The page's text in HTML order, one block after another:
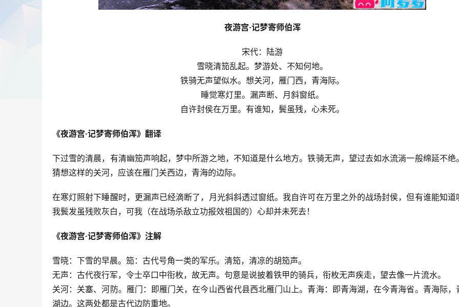
夜游宫·记梦寄师伯浑
宋代：陆游
雪晓清笳乱起。梦游处、不知何地。
铁骑无声望似水。想关河，雁门西，青海际。
睡觉寒灯里。漏声断、月斜窗纸。
自许封侯在万里。有谁知，鬓虽残，心未死。
《夜游宫·记梦寄师伯浑》翻译
下过雪的清晨，有清幽笳声响起，梦中所游之地，不知道是什么地方。铁骑无声，望过去如水流淌一般绵延不绝
猜想这样的关河，应该在雁门关西边，青海的边际。
在寒灯照射下睡醒时，更漏声已经滴断了，月光斜斜透过窗纸。我自许可在万里之外的战场封侯，但有谁能知道
我鬓发虽残败灰白，可我（在战场杀敌立功报效祖国的）心却并未死去！
《夜游宫·记梦寄师伯浑》注解
雪晓：下雪的早晨。笳：古代号角一类的军乐。清笳，清凉的胡笳声。
无声：古代夜行军，令士卒口中衔枚，故无声。句意是说披着铁甲的骑兵，衔枚无声疾走，望去像一片流水。
关河：关塞、河防。雁门：即雁门关，在今山西省代县西北雁门山上。青海：即青海湖，在今青海省。青海际，
湖边。这两处都是古代边防重地。